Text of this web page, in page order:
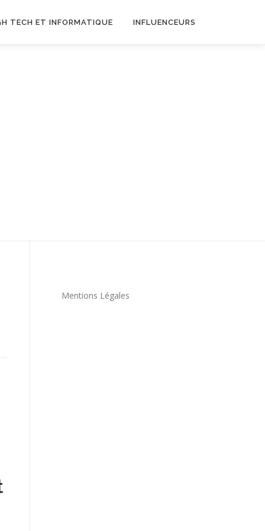
TECH ET INFORMATIQUE INFLUENCEURS
Mentions Légales